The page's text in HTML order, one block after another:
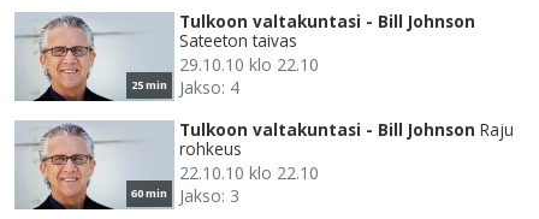
25 min
Tulkoon valtakuntasi - Bill Johnson
Sateeton taivas
29.10.10 klo 22.10
Jakso: 4
60 min
Tulkoon valtakuntasi - Bill Johnson Raju
rohkeus
22.10.10 klo 22.10
Jakso: 3